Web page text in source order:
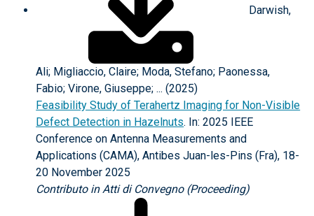
Darwish,
Ali; Migliaccio, Claire; Moda, Stefano; Paonessa,
Fabio; Virone, Giuseppe; ... (2025)
Feasibility Study of Terahertz Imaging for Non-Visible
Defect Detection in Hazelnuts. In: 2025 IEEE
Conference on Antenna Measurements and
Applications (CAMA), Antibes Juan-les-Pins (Fra), 18-
20 November 2025
Contributo in Atti di Convegno (Proceeding)